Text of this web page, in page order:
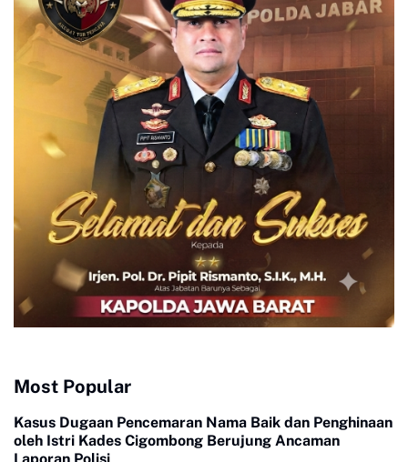
Most Popular
Kasus Dugaan Pencemaran Nama Baik dan Penghinaan
oleh Istri Kades Cigombong Berujung Ancaman
Laporan Polisi